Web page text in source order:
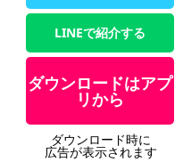
LINEで紹介する
ダウンロードはアプ
リから
ダウンロード時に
広告が表示されます